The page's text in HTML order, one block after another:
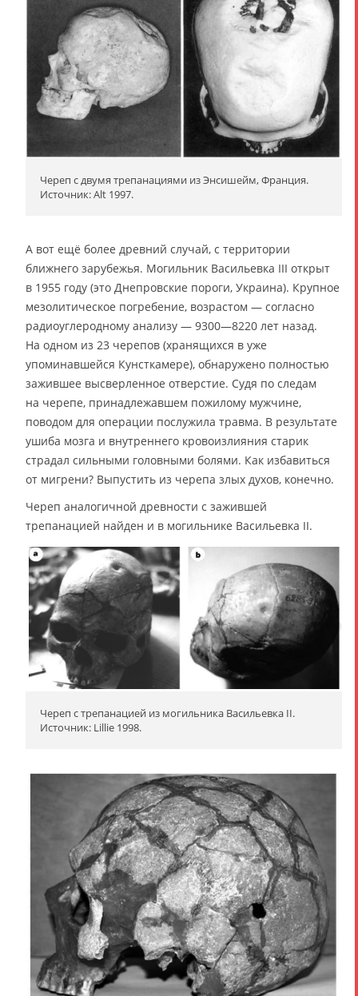
Череп с двумя трепанациями из Энсишейм, Франция.
Источник: Alt 1997.
А вот ещё более древний случай, с территории
ближнего зарубежья. Могильник Васильевка III открыт
в 1955 году (это Днепровские пороги, Украина). Крупное
мезолитическое погребение, возрастом — согласно
радиоуглеродному анализу — 9300—8220 лет назад.
На одном из 23 черепов (хранящихся в уже
упоминавшейся Кунсткамере), обнаружено полностью
зажившее высверленное отверстие. Судя по следам
на черепе, принадлежавшем пожилому мужчине,
поводом для операции послужила травма. В результате
ушиба мозга и внутреннего кровоизлияния старик
страдал сильными головными болями. Как избавиться
от мигрени? Выпустить из черепа злых духов, конечно.
Череп аналогичной древности с зажившей
трепанацией найден и в могильнике Васильевка II.
Череп с трепанацией из могильника Васильевка II.
Источник: Lillie 1998.